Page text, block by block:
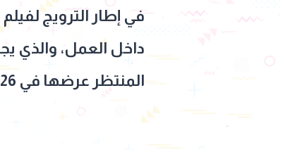
في إطار الترويج
داخل العمل، والذي
المنتظر عرضها في 2026.